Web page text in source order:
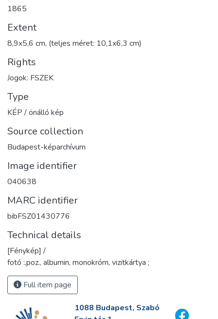
1865
Extent
8,9x5,6 cm, (teljes méret: 10,1x6,3 cm)
Rights
Jogok: FSZEK
Type
KÉP / önálló kép
Source collection
Budapest-képarchívum
Image identifier
040638
MARC identifier
bibFSZ01430776
Technical details
[Fénykép] /
fotó :,poz., albumin, monokróm, vizitkártya ;
Full item page
1088 Budapest, Szabó